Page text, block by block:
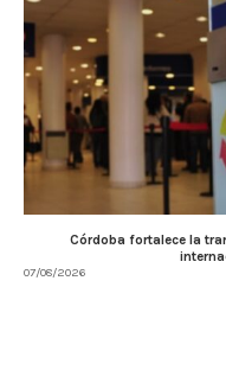
Córdoba fortalece la
07/08/2026